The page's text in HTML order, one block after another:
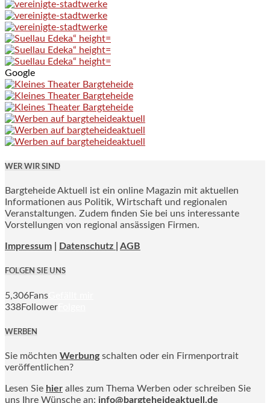
Google
WER WIR SIND
Bargteheide Aktuell ist ein online Magazin mit aktuellen
Informationen aus Politik, Wirtschaft und regionalen
Veranstaltungen. Zudem finden Sie bei uns interessante
Vorstellungen von regional ansässigen Firmen.
Impressum Datenschutz | AGB
FOLGEN SIE UNS
5,306Fans
338Follower
WERBEN
Sie möchten Werbung schalten oder ein Firmenportrait
veröffentlichen?
Lesen Sie hier alles zum Thema Werben oder schreiben Sie
uns Ihre Wünsche an: info@bargteheideaktuell.de